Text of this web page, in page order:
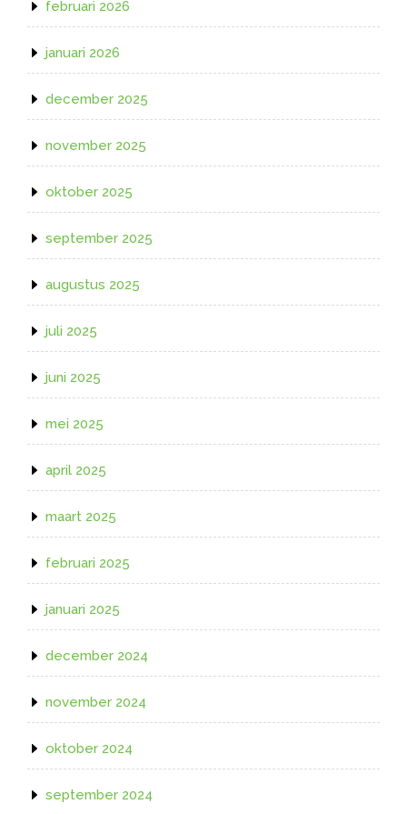
februari 2026
januari 2026
december 2025
november 2025
oktober 2025
september 2025
augustus 2025
juli 2025
juni 2025
mei 2025
april 2025
maart 2025
februari 2025
januari 2025
december 2024
november 2024
oktober 2024
september 2024